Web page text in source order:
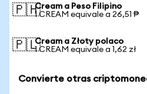
🇵🇭Cream a Peso Filipino
1 CREAM equivale a 26,51 ₱
🇵🇱Cream a Złoty polaco
1 CREAM equivale a 1,62 zł
Convierte otras